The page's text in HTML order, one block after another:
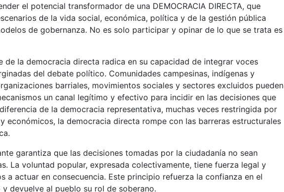
el potencial transformador de una DEMOCRACIA DIRECTA, que
de la vida social, económica, política y de la gestión pública
de gobernanza. No es solo participar y opinar de lo que se trata es
de la democracia directa radica en su capacidad de integrar voces
del debate político. Comunidades campesinas, indígenas y
barriales, movimientos sociales y sectores excluidos pueden
un canal legítimo y efectivo para incidir en las decisiones que
de la democracia representativa, muchas veces restringida por
económicos, la democracia directa rompe con las barreras estructurales
garantiza que las decisiones tomadas por la ciudadanía no sean
La voluntad popular, expresada colectivamente, tiene fuerza legal y
a actuar en consecuencia. Este principio refuerza la confianza en el
devuelve al pueblo su rol de soberano.